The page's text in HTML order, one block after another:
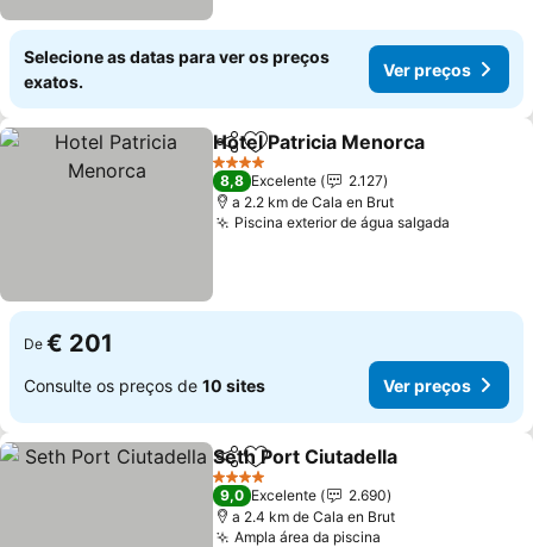
Selecione as datas para ver os preços
exatos.
Ver preços
PartilharAdicionar aos favoritos
Hotel Patricia Menorca
4 Estrelas
8,8 Excelente
2.127
a 2.2 km de Cala en Brut
Piscina exterior de água salgada
De € 201
Consulte os preços de 10 sites Ver preços
PartilharAdicionar aos favoritos
Seth Port Ciutadella
4 Estrelas
9,0 Excelente
2.690
a 2.4 km de Cala en Brut
Ampla área da piscina